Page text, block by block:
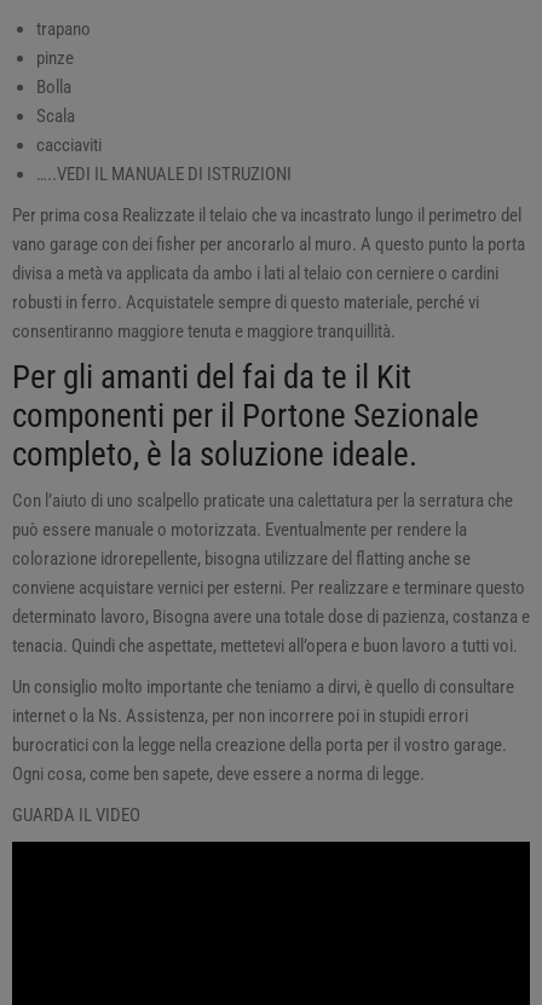
trapano
pinze
Bolla
Scala
cacciaviti
…..VEDI IL MANUALE DI ISTRUZIONI
Per prima cosa Realizzate il telaio che va incastrato lungo il perimetro del
vano garage con dei fisher per ancorarlo al muro. A questo punto la porta
divisa a metà va applicata da ambo i lati al telaio con cerniere o cardini
robusti in ferro. Acquistatele sempre di questo materiale, perché vi
consentiranno maggiore tenuta e maggiore tranquillità.
Per gli amanti del fai da te il Kit
componenti per il Portone Sezionale
completo, è la soluzione ideale.
Con l’aiuto di uno scalpello praticate una calettatura per la serratura che
può essere manuale o motorizzata. Eventualmente per rendere la
colorazione idrorepellente, bisogna utilizzare del flatting anche se
conviene acquistare vernici per esterni. Per realizzare e terminare questo
determinato lavoro, Bisogna avere una totale dose di pazienza, costanza e
tenacia. Quindi che aspettate, mettetevi all’opera e buon lavoro a tutti voi.
Un consiglio molto importante che teniamo a dirvi, è quello di consultare
internet o la Ns. Assistenza, per non incorrere poi in stupidi errori
burocratici con la legge nella creazione della porta per il vostro garage.
Ogni cosa, come ben sapete, deve essere a norma di legge.
GUARDA IL VIDEO